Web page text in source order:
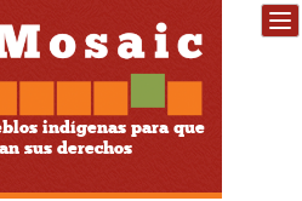
indígenas para que
sus derechos